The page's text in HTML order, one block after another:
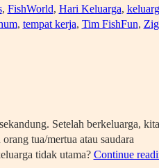
, FishWorld, Hari Keluarga,
, tempat kerja, Tim FishFun, Zig
Setelah berkeluarga, kita
tua/mertua atau saudara
tidak utama? Continue